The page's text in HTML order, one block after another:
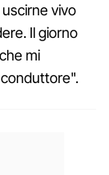
vivo
Il giorno
mi
conduttore".